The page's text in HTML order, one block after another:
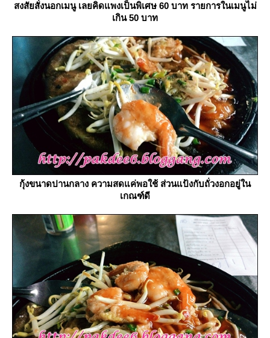
สงสัยสั่งนอกเมนู เลยคิดแพงเป็นพิเศษ 60 บาท รายการในเมนูไม่
เกิน 50 บาท
กุ้งขนาดปานกลาง ความสดแค่พอใช้ ส่วนแป้งกับถั่วงอกอยู่ใน
เกณฑ์ดี